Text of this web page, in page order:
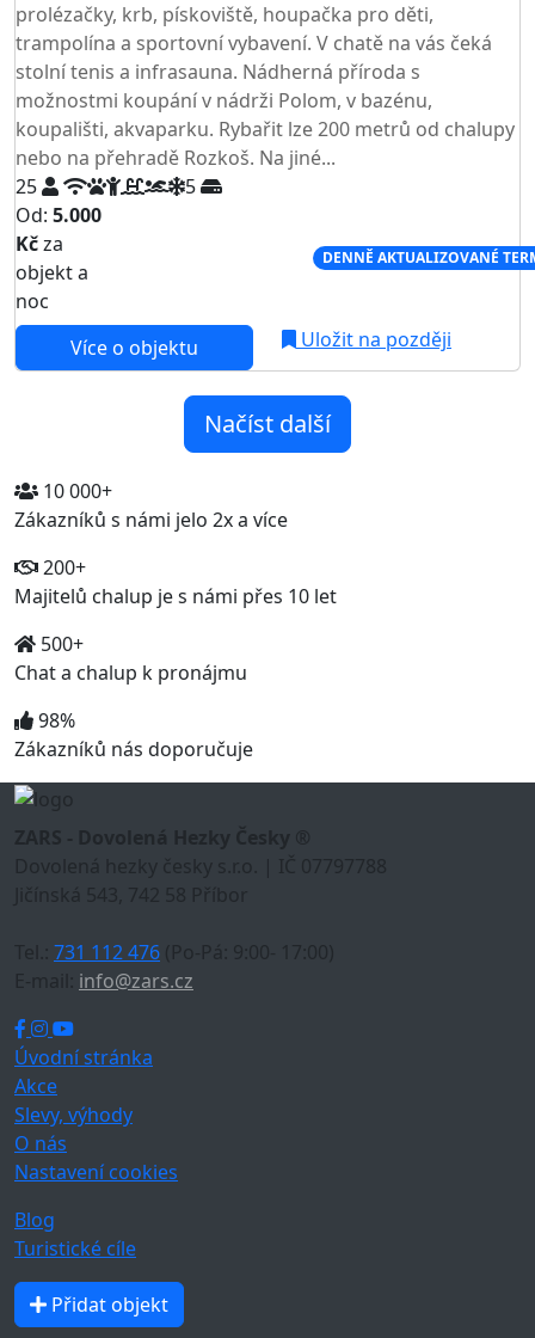
prolézačky, krb, pískoviště, houpačka pro děti,
trampolína a sportovní vybavení. V chatě na vás čeká
stolní tenis a infrasauna. Nádherná příroda s
možnostmi koupání v nádrži Polom, v bazénu,
koupališti, akvaparku. Rybařit lze 200 metrů od chalupy
nebo na přehradě Rozkoš. Na jiné...
25
5
Od: 5.000
Kčza
objekt a
noc
DENNĚ AKTUALIZOVANÉ
Více o objektu Uložit na později
Načíst další
10 000+
Zákazníků s námi jelo 2x a více
200+
Majitelů chalup je s námi přes 10 let
500+
Chat a chalup k pronájmu
98%
Zákazníků nás doporučuje
ZARS - Dovolená Hezky Česky ®
Dovolená hezky česky s.r.o. | IČ 07797788
Jičínská 543, 742 58 Příbor
Tel.: 731 112 476 (Po-Pá: 9:00- 17:00)
E-mail: info@zars.cz
Úvodní stránka
Akce
Slevy, výhody
O nás
Nastavení cookies
Blog
Turistické cíle
Přidat objekt